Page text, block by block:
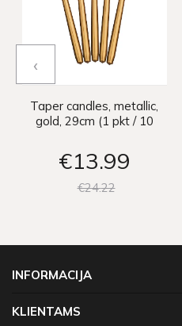
Taper candles, metallic,
gold, 29cm (1 pkt / 10
€13 99
€2422
‹
INFORMACIJA
KLIENTAMS